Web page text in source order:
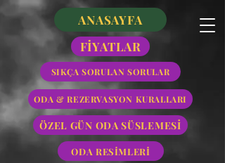
FİYATLAR
SIKÇA SORULAN SORULAR
ODA & REZERVASYON KURALLARI
ÖZEL GÜN ODA SÜSLEMESİ
ODA RESİMLERİ
ANASAYFA